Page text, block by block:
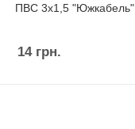
ПВС 3х1,5 "Южкабель"
14грн.